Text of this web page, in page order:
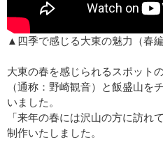
▲四季で感じる大東の魅力（春編
大東の春を感じられるスポット
（通称：野崎観音）と飯盛山を
いました。
「来年の春には沢山の方に訪れ
制作いたしました。